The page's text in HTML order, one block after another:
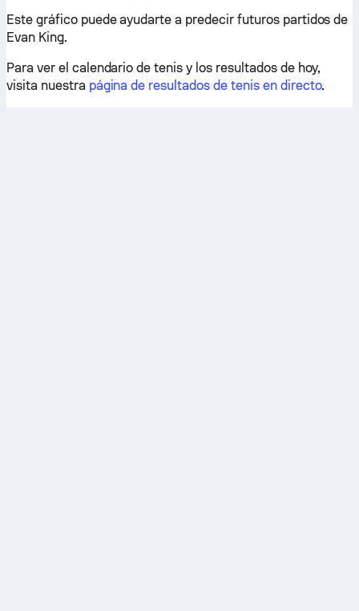
Este gráfico puede ayudarte a predecir futuros partidos de
Evan King.
Para ver el calendario de tenis y los resultados de hoy,
visita nuestra página de resultados de tenis en directo.